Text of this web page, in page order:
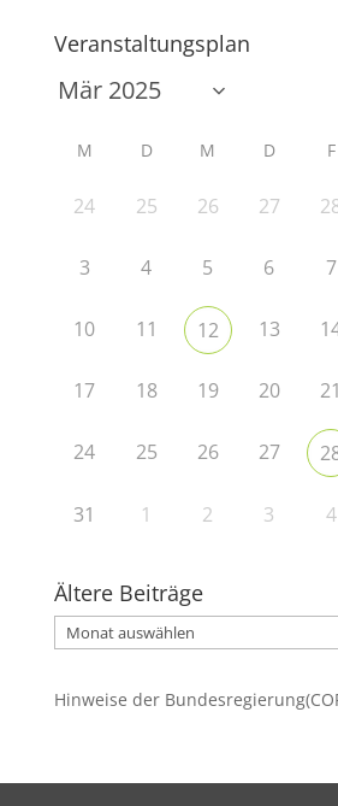
Veranstaltungsplan
M D M D F
24 25 26 27
3 4 5 6 7
10 11 12 13
17 18 19 20 21
24 25 26 27
31 1 2 3 4
Ältere Beiträge
Ältere
Beiträge
Hinweise der